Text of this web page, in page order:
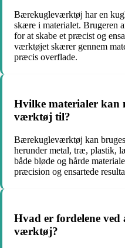
Bærekugleværktøj har en
skære i materialet. Brugeren
for at skabe et præcist og
værktøjet skærer gennem
præcis overflade.
Hvilke materialer kan
værktøj til?
Bærekugleværktøj kan
herunder metal, træ, plastik,
både bløde og hårde
præcision og ensartede
Hvad er fordelene
værktøj?